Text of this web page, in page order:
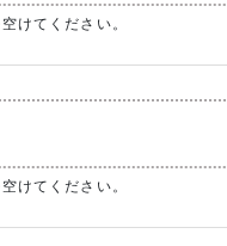
けてください。
けてください。